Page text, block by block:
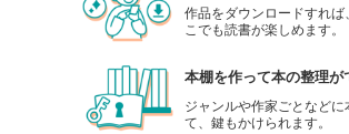
作品をダウンロードすれ
こでも読書が楽しめます。
本棚を作って本の整理が
ジャンルや作家ごとなどに
て、鍵もかけられます。